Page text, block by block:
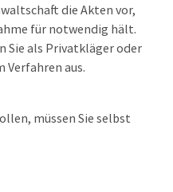
die Akten vor,
für notwendig hält.
Sie als Privatkläger oder
Verfahren aus.
müssen Sie selbst